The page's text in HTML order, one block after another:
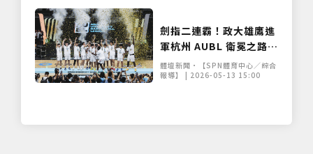
劍指二連霸！政大雄鷹進
軍杭州 AUBL 衛冕之路面
臨亞洲諸強挑戰
體壇新聞•【SPN體育中心／綜合
報導】 | 2026-05-13 15:00